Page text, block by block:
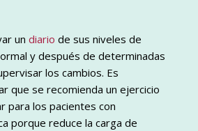
un diario de sus niveles de
y después de determinadas
los cambios. Es
que se recomienda un ejercicio
para los pacientes con
porque reduce la carga de